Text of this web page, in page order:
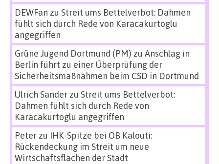
DEWFan zu Streit ums Bettelverbot: Dahmen
fühlt sich durch Rede von Karacakurtoglu
angegriffen
Grüne Jugend Dortmund (PM) zu Anschlag in
Berlin führt zu einer Überprüfung der
Sicherheitsmaßnahmen beim CSD in Dortmund
Ulrich Sanderzu Streit ums Bettelverbot:
Dahmen fühlt sich durch Rede von
Karacakurtoglu angegriffen
Peterzu IHK-Spitze bei OB Kalouti:
Rückendeckung im Streit um neue
Wirtschaftsflächen der Stadt